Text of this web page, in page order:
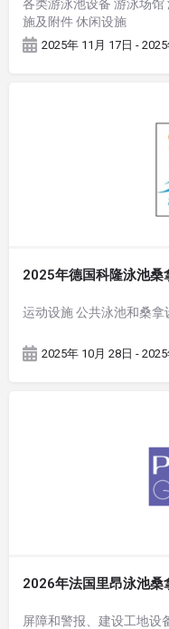
各类游泳池设备 游泳场
施及附件 休闲设施
2025年 11月 17日 -
2025年德国科隆泳池桑
运动设施 公共泳池和桑拿
2025年 10月 28日 -
2026年法国里昂泳池
屏障和警报、建设工地设